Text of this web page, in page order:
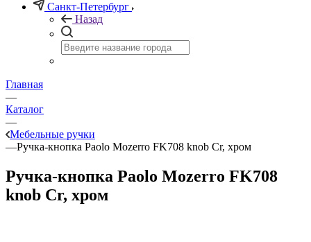
Санкт-Петербург
Назад
Главная
—
Каталог
—
Мебельные ручки
—Ручка-кнопка Paolo Mozerro FK708 knob Cr, хром
Ручка-кнопка Paolo Mozerro FK708
knob Cr, хром